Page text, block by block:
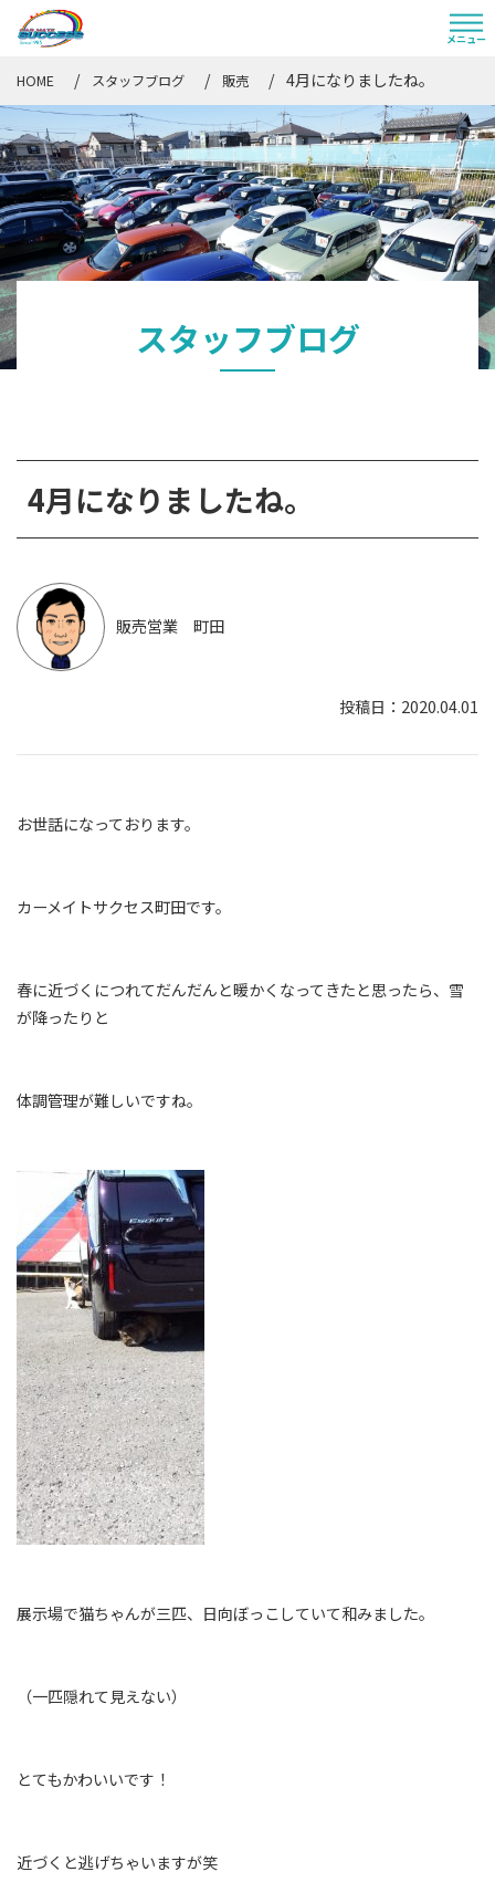
HOME スタッフブログ 販売 4月になりましたね。
スタッフブログ
4月になりましたね。
販売営業 町田
2020.04.01
お世話になっております。
カーメイトサクセス町田です。
春に近づくにつれてだんだんと暖かくなってきたと思ったら、雪
が降ったりと
体調管理が難しいですね。
展示場で猫ちゃんが三匹、日向ぼっこしていて和みました。
（一匹隠れて見えない）
とてもかわいいです！
近づくと逃げちゃいますが笑